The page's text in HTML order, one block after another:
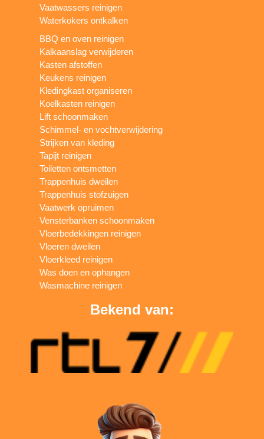
Vaatwassers reinigen
Waterkokers ontkalken
BBQ en oven reinigen
Kalkaanslag verwijderen
Kasten afstoffen
Keukens reinigen
Kledingkast organiseren
Koelkasten reinigen
Lift schoonmaken
Schimmel- en vochtverwijdering
Strijken van kleding
Tapijt reinigen
Toiletten ontsmetten
Trappenhuis dweilen
Trappenhuis stofzuigen
Vaatwerk opruimen
Vensterbanken schoonmaken
Vloerbedekkingen reinigen
Vloeren dweilen
Vloerkleed reinigen
Was doen en ophangen
Wasmachine reinigen
Bekend van: